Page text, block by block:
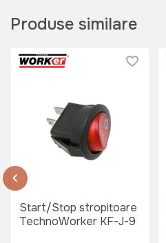
Produse similare
Start/Stop stropitoare
TechnoWorker KF-J-9